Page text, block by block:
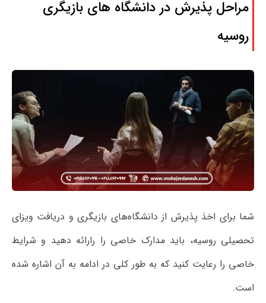
مراحل پذیرش در دانشگاه های بازیگری
روسیه
شما برای اخذ پذیرش از دانشگاه‌های بازیگری و دریافت ویزای
تحصیلی روسیه، باید مدارک خاصی را رارائه دهید و شرایط
خاصی را رعایت کنید که به طور کلی در ادامه به آن اشاره شده
است.